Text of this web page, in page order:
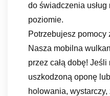
do świadczenia
poziomie.
Potrzebujesz
Nasza mobilna
przez całą dobę!
uszkodzoną oponę
holowania,